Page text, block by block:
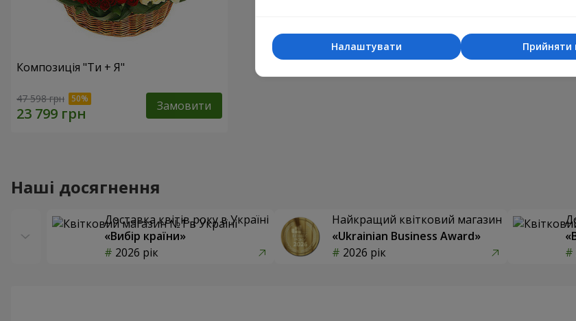
Композиція "Ти + Я"
47 598 грн Замовити
Наші досягнення
Доставка квітів року в Україні
«Вибір країни»
2026 рік
Найкращий квітковий магазин
«Ukrainian Business Award»
2026 рік
Прийняти
Налаштувати